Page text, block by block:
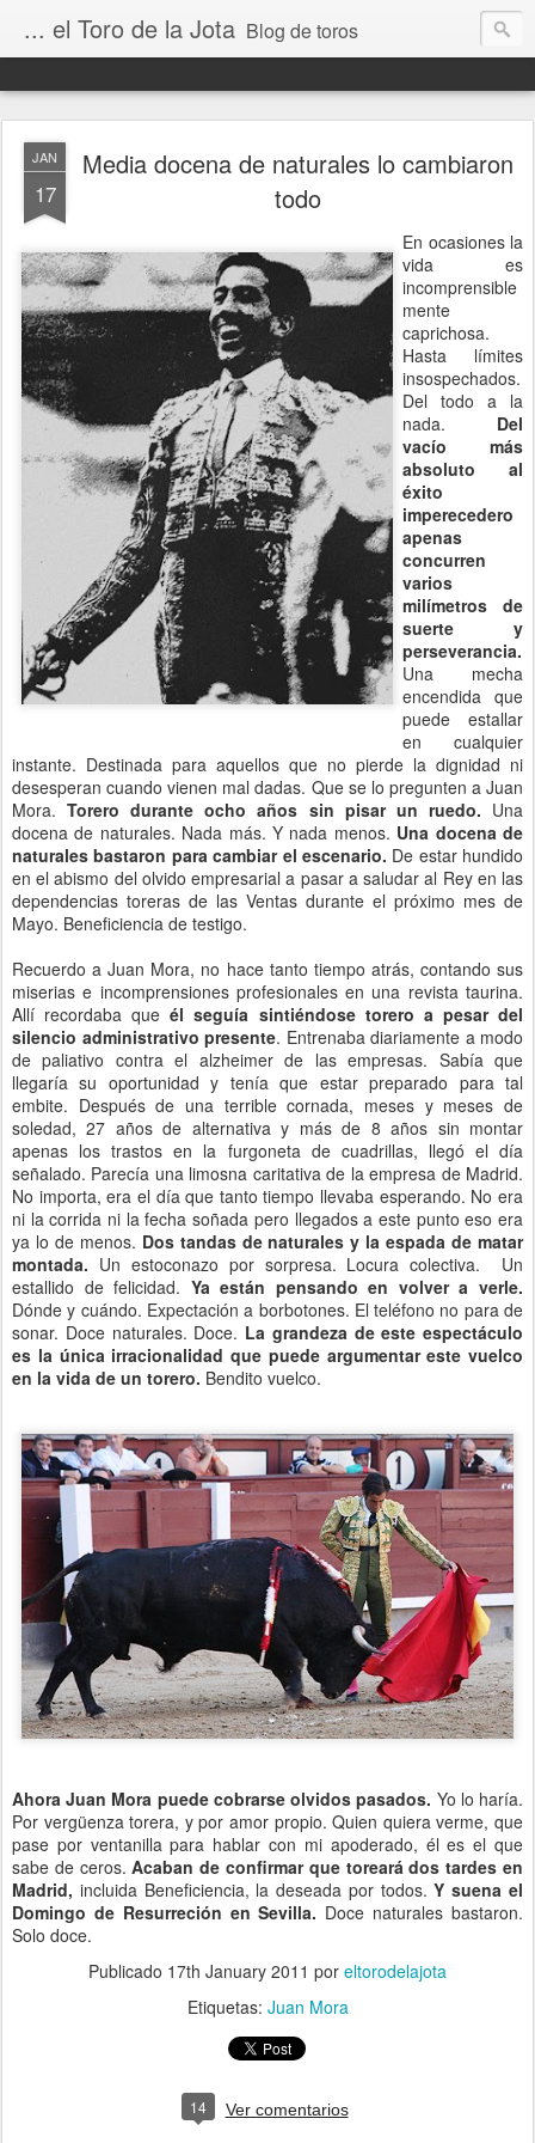
... el Toro de la Jota Blog de toros
JAN
17
Media docena de naturales lo cambiaron
todo
En ocasiones la
vida es
incomprensible
mente
caprichosa.
Hasta límites
insospechados.
Del todo a la
nada. Del
vacío más
absoluto al
éxito
imperecedero
apenas
concurren
varios
milímetros de
suerte y
perseverancia.
Una mecha
encendida que
puede estallar
en cualquier
instante. Destinada para aquellos que no pierde la dignidad ni
desesperan cuando vienen mal dadas. Que se lo pregunten a Juan
Mora.Torero durante ocho años sin pisar un ruedo. Una
docena de naturales. Nada más. Y nada menos. Una docena de
naturales bastaron para cambiar el escenario. De estar hundido
en el abismo del olvido empresarial a pasar a saludar al Rey en las
dependencias toreras de las Ventas durante el próximo mes de
Mayo. Beneficiencia de testigo.
Recuerdo a Juan Mora, no hace tanto tiempo atrás, contando sus
miserias e incomprensiones profesionales en una revista taurina.
Allí recordaba queél seguía sintiéndose torero a pesar del
silencio administrativo presente. Entrenaba diariamente a modo
de paliativo contra el alzheimer de las empresas. Sabía que
llegaría su oportunidad y tenía que estar preparado para tal
embite. Después de una terrible cornada, meses y meses de
soledad, 27 años de alternativa y más de 8 años sin montar
apenas los trastos en la furgoneta de cuadrillas, llegó el día
señalado. Parecía una limosna caritativa de la empresa de Madrid.
No importa, era el día que tanto tiempo llevaba esperando. No era
ni la corrida ni la fecha soñada pero llegados a este punto eso era
ya lo de menos. Dos tandas de naturales y la espada de matar
montada. Un estoconazo por sorpresa. Locura colectiva. Un
estallido de felicidad. Ya están pensando en volver a verle.
Dónde y cuándo. Expectación a borbotones. El teléfono no para de
sonar. Doce naturales. Doce. La grandeza de este espectáculo
es la única irracionalidad que puede argumentar este vuelco
en la vida de un torero. Bendito vuelco.
Ahora Juan Mora puede cobrarse olvidos pasados. Yo lo haría.
Por vergüenza torera, y por amor propio. Quien quiera verme, que
pase por ventanilla para hablar con mi apoderado, él es el que
sabe de ceros.Acaban de confirmar que toreará dos tardes en
Madrid, incluida Beneficiencia, la deseada por todos.Y suena el
Domingo de Resurreción en Sevilla. Doce naturales bastaron.
Solo doce.
Publicado 17th January 2011 por eltorodelajota
Etiquetas: Juan Mora
14 Ver comentarios